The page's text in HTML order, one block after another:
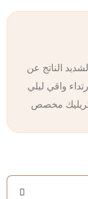
الناتج عن
واقي ليلي